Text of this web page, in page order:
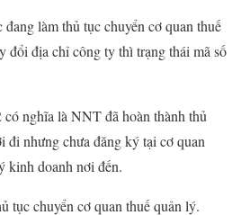
làm thủ tục chuyển cơ quan thuế
đổi địa chỉ công ty thì trạng thái mã số
nghĩa là NNT đã hoàn thành thủ
đi nhưng chưa đăng ký tại cơ quan
kinh doanh nơi đến.
tục chuyển cơ quan thuế quản lý.